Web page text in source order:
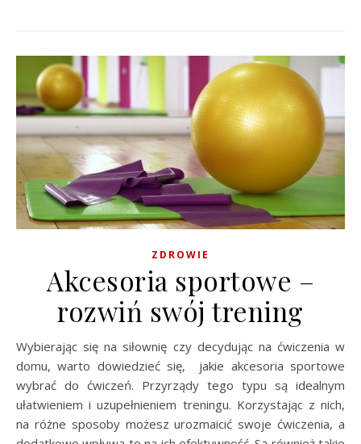
ZDROWIE
Akcesoria sportowe –
rozwiń swój trening
Wybierając się na siłownię czy decydując na ćwiczenia w
domu, warto dowiedzieć się, jakie akcesoria sportowe
wybrać do ćwiczeń. Przyrządy tego typu są idealnym
ułatwieniem i uzupełnieniem treningu. Korzystając z nich,
na różne sposoby możesz urozmaicić swoje ćwiczenia, a